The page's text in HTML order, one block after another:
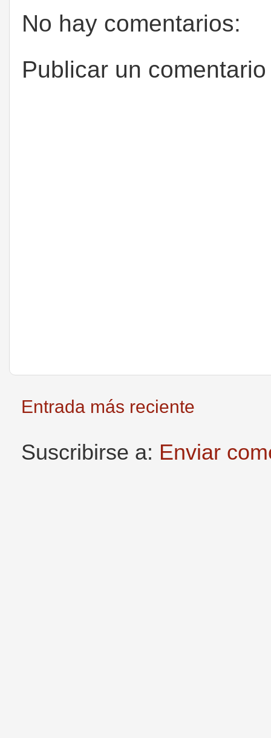
No hay comentarios:
Publicar un comentario
Entrada más reciente
Suscribirse a: Enviar